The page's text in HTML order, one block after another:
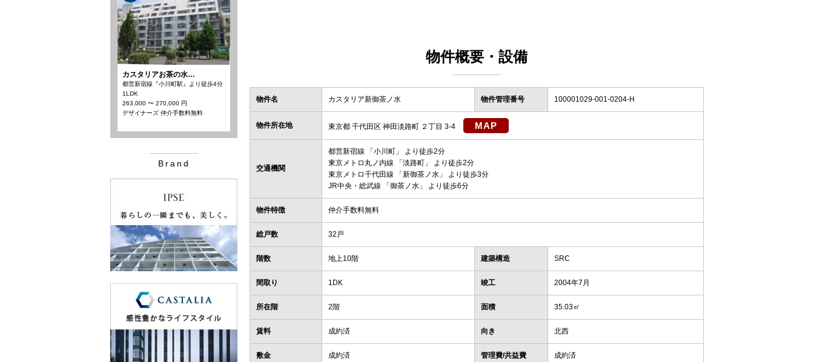
物件概要・設備
物件名 カスタリア新御茶ノ水 物件管理番号 100001029-001-0204-H
物件所在地 東京都 千代田区 神田淡路町 ２丁目 3-4 MAP
交通機関
都営新宿線 「 小川町 」 より徒歩2分
東京メトロ丸ノ内線 「 淡路町 」 より徒歩2分
東京メトロ千代田線 「 新御茶ノ水 」 より徒歩3分
JR中央・総武線 「 御茶ノ水 」 より徒歩6分
物件特徴 仲介手数料無料
総戸数 32戸
階数 地上10階 建築構造 SRC
間取り 1DK 竣工 2004年7月
所在階 2階 面積 35.03㎡
賃料 成約済 向き 北西
敷金 成約済 管理費/共益費 成約済
カスタリアお茶の水…
都営新宿線『小川町駅』より徒歩4分
1LDK
263,000 〜 270,000 円
デザイナーズ 仲介手数料無料
Brand